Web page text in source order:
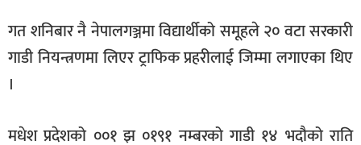
गत शनिबार नै नेपालगञ्जमा विद्यार्थीको समूहले २० वटा सरकारी
गाडी नियन्त्रणमा लिएर ट्राफिक प्रहरीलाई जिम्मा लगाएका थिए
।
मधेश प्रदेशको ००१ झ ०१९१ नम्बरको गाडी १४ भदौको राति